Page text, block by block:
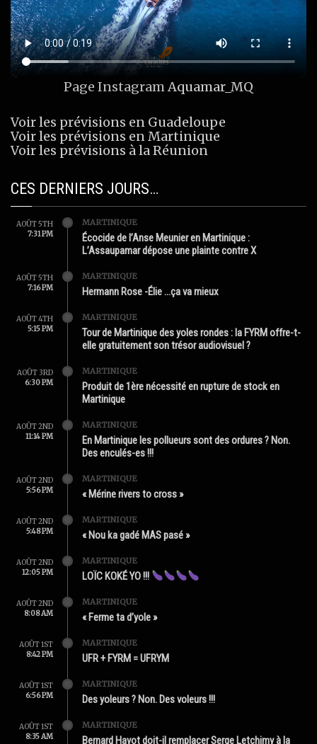
Page InstagramAquamar_MQ
Voir les prévisions en Guadeloupe
Voir les prévisions en Martinique
Voir les prévisions à la Réunion
CES DERNIERS JOURS…
AOÛT 5TH
7:31 PM
MARTINIQUE
Écocide de l’Anse Meunier en Martinique :
L’Assaupamar dépose une plainte contre X
AOÛT 5TH
7:16 PM
MARTINIQUE
Hermann Rose -Élie …ça va mieux
AOÛT 4TH
5:15 PM
MARTINIQUE
Tour de Martinique des yoles rondes : la FYRM offre-t-
elle gratuitement son trésor audiovisuel ?
AOÛT 3RD
6:30 PM
MARTINIQUE
Produit de 1ère nécessité en rupture de stock en
Martinique
AOÛT 2ND
11:14 PM
MARTINIQUE
En Martinique les pollueurs sont des ordures ? Non.
Des enculés-es !!!
AOÛT 2ND
5:56 PM
MARTINIQUE
« Mérine rivers to cross »
AOÛT 2ND
5:48 PM
MARTINIQUE
« Nou ka gadé MAS pasé »
AOÛT 2ND
12:05 PM
MARTINIQUE
LOÏC KOKÉ YO !!!
AOÛT 2ND
8:08 AM
MARTINIQUE
« Ferme ta d’yole »
AOÛT 1ST
8:42 PM
MARTINIQUE
UFR + FYRM = UFRYM
AOÛT 1ST
6:56 PM
MARTINIQUE
Des yoleurs ? Non. Des voleurs !!!
AOÛT 1ST
8:35 AM
MARTINIQUE
Bernard Hayot doit-il remplacer Serge Letchimy à la